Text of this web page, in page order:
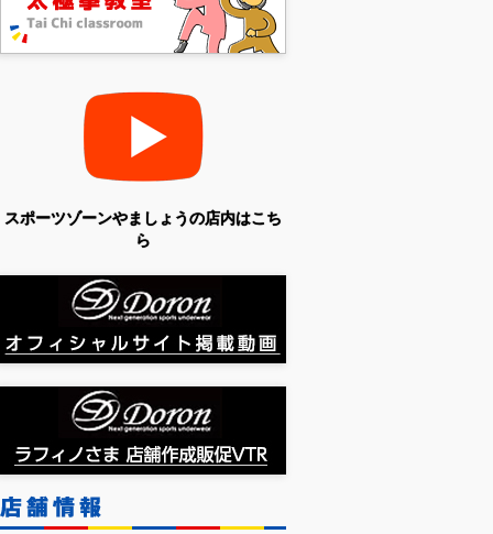
スポーツゾーンやましょうの店内はこち
ら